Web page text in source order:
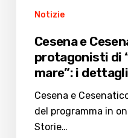
Notizie
Cesena e
protagonisti di
mare”: i dettagli
Cesena e
del programma in
Storie…